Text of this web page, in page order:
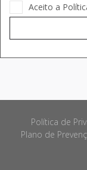
Aceito a
Política de
Plano de